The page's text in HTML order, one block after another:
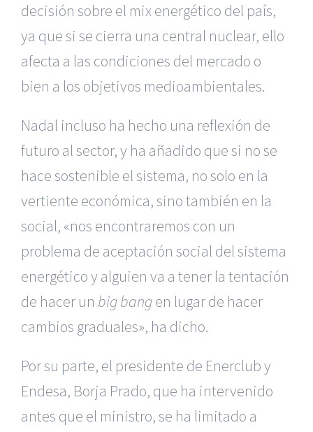
decisión sobre el mix energético del país,
ya que si se cierra una central nuclear, ello
afecta a las condiciones del mercado o
bien a los objetivos medioambientales.
Nadal incluso ha hecho una reflexión de
futuro al sector, y ha añadido que si no se
hace sostenible el sistema, no solo en la
vertiente económica, sino también en la
social, «nos encontraremos con un
problema de aceptación social del sistema
energético y alguien va a tener la tentación
de hacer un big bangen lugar de hacer
cambios graduales», ha dicho.
Por su parte, el presidente de Enerclub y
Endesa, Borja Prado, que ha intervenido
antes que el ministro, se ha limitado a